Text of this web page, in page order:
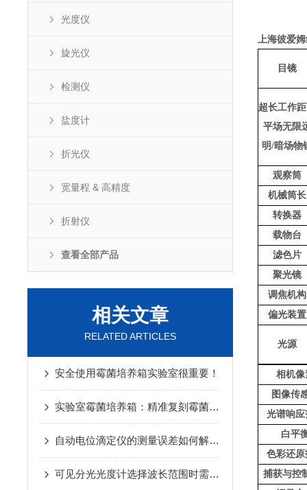
光度仪
旋光仪
检测仪
盐度计
折光仪
宽量程 & 高精度
折射仪
查看全部产品
相关文章
RELATED ARTICLES
安全使用霉菌培养箱实验室很重要！
实验室霉菌培养箱：精准复刻霉菌生长环境，赋能微生物研究新突破
自动电位滴定仪的测量误差如何解决？
可见分光光度计选择波长范围时需要考虑以下几个因素
上海彼爱
目镜
超长工作
平场无限
明/暗场物
观察筒
机械筒长
转换器
载物台
滤色片
聚光镜
调焦机构
偏光装置
光源
相机像
图像传
光谱响应
白平
色彩还原
捕获与控